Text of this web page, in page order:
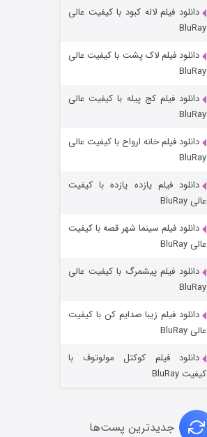
خاندان اژدها فصل ۳
جادوگری در مغولستان
دانلود فیلم لاله کبود با کیفیت عالی
BluRay
دانلود فیلم لاک پشت با کیفیت عالی
BluRay
دانلود فیلم کج‌ پیله با کیفیت عالی
BluRay
دانلود فیلم خانه ارواح با کیفیت عالی
BluRay
دانلود فیلم یازده یازده با کیفیت
عالی BluRay
دانلود فیلم سینما شهر قصه با کیفیت
عالی BluRay
دانلود فیلم پیشمرگ با کیفیت عالی
BluRay
دانلود فیلم زیبا صدایم کن با کیفیت
عالی BluRay
دانلود فیلم کوکتل مولوتوف با
کیفیت BluRay
جدیدترین پست‌ها